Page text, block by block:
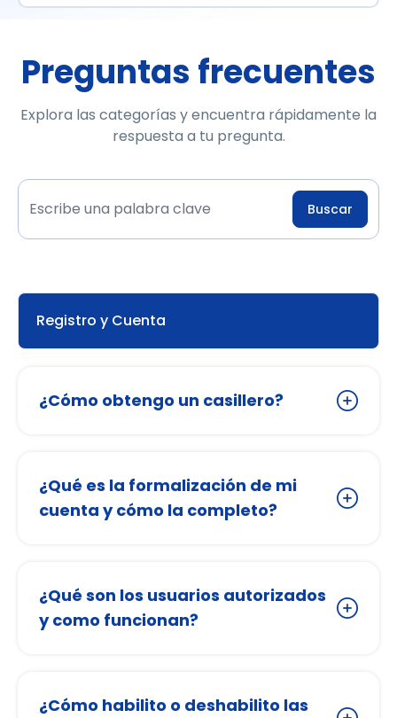
Preguntas frecuentes
Explora las categorías y encuentra rápidamente la
respuesta a tu pregunta.
Buscar
Registro y Cuenta
¿Cómo obtengo un casillero?
¿Qué es la formalización de mi
cuenta y cómo la completo?
¿Qué son los usuarios autorizados
y como funcionan?
¿Cómo habilito o deshabilito las